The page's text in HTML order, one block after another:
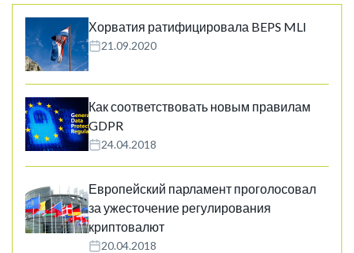
Хорватия ратифицировала BEPS MLI
21.09.2020
Как соответствовать новым правилам
GDPR
24.04.2018
Европейский парламент проголосовал
за ужесточение регулирования
криптовалют
20.04.2018